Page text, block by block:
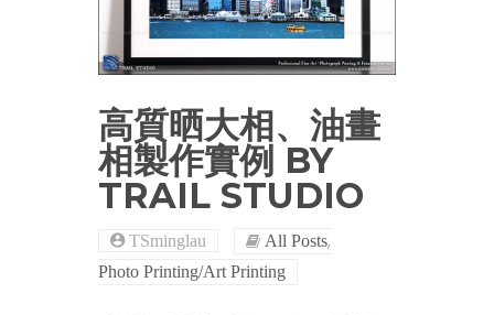
高質晒大相、油畫
相製作實例 BY
TRAIL STUDIO
TSminglau All Posts,
Photo Printing/Art Printing